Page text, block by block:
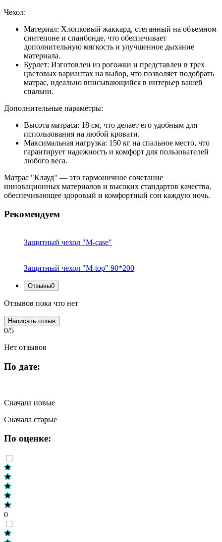
Чехол:
Материал: Хлопковый жаккард, стеганный на объемном
синтепоне и спанбонде, что обеспечивает
дополнительную мягкость и улучшенное дыхание
материала.
Бурлет: Изготовлен из рогожки и представлен в трех
цветовых вариантах на выбор, что позволяет подобрать
матрас, идеально вписывающийся в интерьер вашей
спальни.
Дополнительные параметры:
Высота матраса: 18 см, что делает его удобным для
использования на любой кровати.
Максимальная нагрузка: 150 кг на спальное место, что
гарантирует надежность и комфорт для пользователей
любого веса.
Матрас "Клауд" — это гармоничное сочетание
инновационных материалов и высоких стандартов качества,
обеспечивающее здоровый и комфортный сон каждую ночь.
Рекомендуем
Защитный чехол "M-case"
Защитный чехол "M-top" 90*200
Отзывы0
Отзывов пока что нет
Написать отзыв
0/5
Нет отзывов
По дате:
Сначала новые
Сначала старые
По оценке:
0